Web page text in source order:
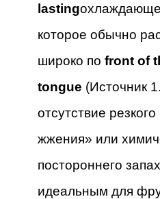
lasting
которое обычно
широко по front of
tongue (Источник
отсутствие
жжения» или
постороннего
идеальным для